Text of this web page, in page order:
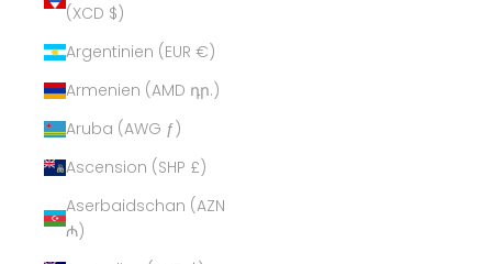
(XCD $)
Argentinien (EUR €)
Armenien (AMD դր.)
Aruba (AWG ƒ)
Ascension (SHP £)
Aserbaidschan (AZN
₼)